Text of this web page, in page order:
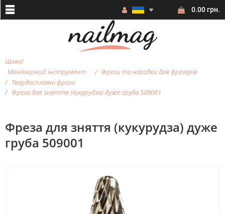
0.00 грн.
Шлях
Манікюрний інструмент
Фрези та насадки для фрезерiв
Твердосплавні фрези
Фреза для зняття (кукурудза) дуже груба 509001
Фреза для зняття (кукурудза) дуже
груба 509001